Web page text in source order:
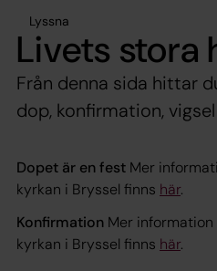
Lyssna
Livets stora
Från denna sida hittar
dop, konfirmation,
Dopet är en fest Mer
kyrkan i Bryssel finns här.
Konfirmation Mer information
kyrkan i Bryssel finns här.